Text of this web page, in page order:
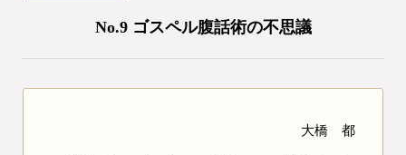
No.9 ゴスペル腹話術の不思議
大橋 都